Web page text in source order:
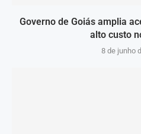
Governo de Goiás amplia
alto custo
8 de junho